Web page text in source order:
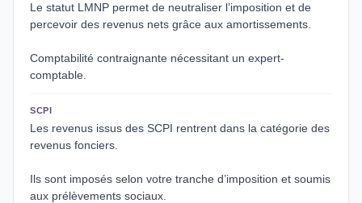
Le statut LMNP permet de neutraliser l’imposition et de
percevoir des revenus nets grâce aux amortissements.
Comptabilité contraignante nécessitant un expert-
comptable.
SCPI
Les revenus issus des SCPI rentrent dans la catégorie des
revenus fonciers.
Ils sont imposés selon votre tranche d’imposition et soumis
aux prélèvements sociaux.